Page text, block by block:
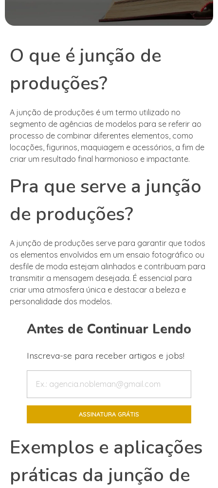
O que é junção de
produções?
A junção de produções é um termo utilizado no
segmento de agências de modelos para se referir ao
processo de combinar diferentes elementos, como
locações, figurinos, maquiagem e acessórios, a fim de
criar um resultado final harmonioso e impactante.
Pra que serve a junção
de produções?
A junção de produções serve para garantir que todos
os elementos envolvidos em um ensaio fotográfico ou
desfile de moda estejam alinhados e contribuam para
transmitir a mensagem desejada. É essencial para
criar uma atmosfera única e destacar a beleza e
personalidade dos modelos.
Antes de Continuar Lendo
Inscreva-se para receber artigos e jobs!
Exemplos e aplicações
práticas da junção de